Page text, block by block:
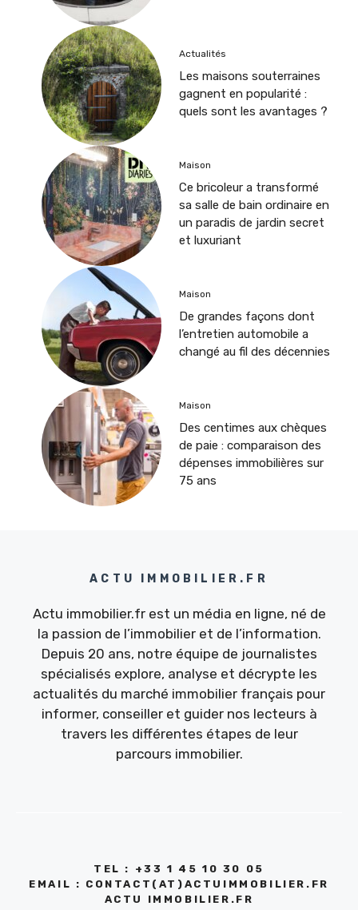
Actualités
Les maisons souterraines
gagnent en popularité :
quels sont les avantages ?
Maison
Ce bricoleur a transformé
sa salle de bain ordinaire en
un paradis de jardin secret
et luxuriant
Maison
De grandes façons dont
l’entretien automobile a
changé au fil des décennies
Maison
Des centimes aux chèques
de paie : comparaison des
dépenses immobilières sur
75 ans
ACTU IMMOBILIER.FR
Actu immobilier.fr est un média en ligne, né de
la passion de l’immobilier et de l’information.
Depuis 20 ans, notre équipe de journalistes
spécialisés explore, analyse et décrypte les
actualités du marché immobilier français pour
informer, conseiller et guider nos lecteurs à
travers les différentes étapes de leur
parcours immobilier.
TEL : +33 1 45 10 30 05
EMAIL : CONTACT(AT)ACTUIMMOBILIER.FR
ACTU IMMOBILIER.FR